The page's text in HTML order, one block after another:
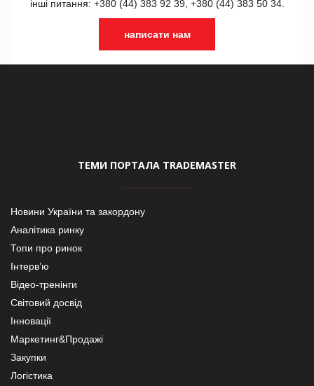
інші питання: +380 (44) 383 92 39, +380 (44) 383 50 34.
написати нам
ТЕМИ ПОРТАЛА TRADEMASTER
Новини України та закордону
Аналітика ринку
Топи про ринок
Інтерв’ю
Відео-тренінги
Світовий досвід
Інновації
Маркетинг&Продажі
Закупки
Логістика